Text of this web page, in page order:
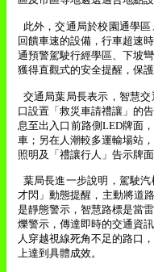
此外，交通局於校園通學
回饋車速的設備，行車超速
通預警駕駛行經學區、下坡
獲得直觀式的安全提醒，保
交通局葉局長表示，智慧
口設置「救災車請禮讓」的
息至出入口前路側LED牌面
車；另在人潮較多運輸場站
照明及「禮讓行人」告示牌
葉局長進一步說明，駕駛
才閃」動態提醒，主動將道
是靜態警示，智慧路標是當
爍警示，傳達即時的交通資
人穿越視線死角不足的路口
上達到具體成效。